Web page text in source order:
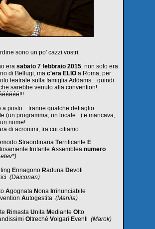
sono un po' cazzi vostri.
era sabato 7 febbraio 2015: non solo era
di Bellugi, ma c'era ELIO a Roma, per
teatrale sulla famiglia Addams... quindi
sarebbe venuto alla convention!
a posto... tranne qualche dettaglio
(un programma, un locale...) e mancava,
nome!
di acronimi, tra cui citiamo:
Straordinaria Terrificante E
rritante Assemblea numero
Ennagono Raduna Devoti
(Daiconan)
Agognata Nona rrinunciabile
Autogestita (Manila)
Rimasta Unita Mediante Otto
O ltreché Volgari Eventi (Marok)